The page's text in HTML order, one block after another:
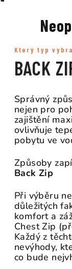
Který typ
BACK
Správný
nejen pro
zajištění
ovlivňuje
pobytu ve
Způsoby
Back Zip
Při výběru
důležitých
komfort a
Chest Zip
Každý z
nevýhody,
co bude